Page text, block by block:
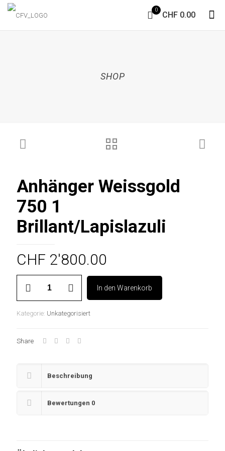
0
CHF 0.00
SHOP
Anhänger Weissgold
750 1
Brillant/Lapislazuli
CHF 2'800.00
Brillant/Lapislazuli
In den Warenkorb
Kategorie: Unkategorisiert
Share
Beschreibung
Bewertungen 0